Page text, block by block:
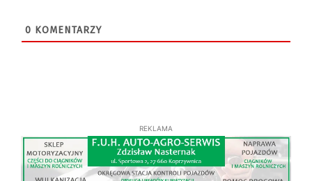
0 KOMENTARZY
REKLAMA